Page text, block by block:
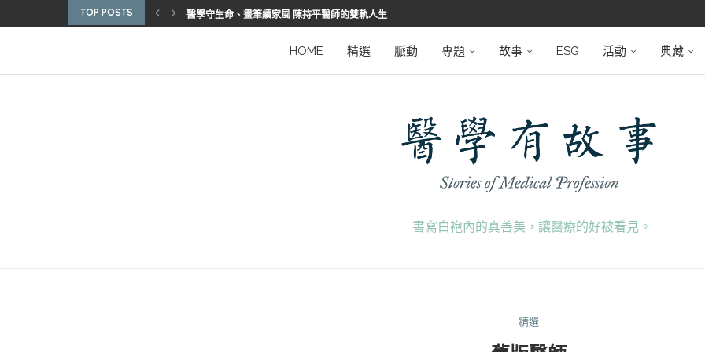
TOP POSTS 博惠生技引進台灣首部組織碎化刀
2025優秀護理人員表揚 看見疫後醫護堅韌
從臨床到國際舞台 江秉穎醫師的睡眠醫學之路
陳曾基院長：從紅榜少年到偏鄉醫院守望者
臺灣腦健康協會學術研討會 腦疾權威重磅登場
HOME 精選 脈動 專題 故事 ESG 活動 典藏
書寫白袍內的真善美，讓醫療的好被看見。
精選